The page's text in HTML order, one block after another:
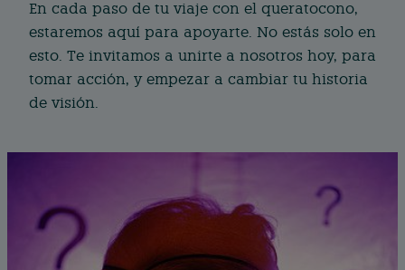
En cada paso de tu viaje con el queratocono,
estaremos aquí para apoyarte. No estás solo en
esto. Te invitamos a unirte a nosotros hoy, para
tomar acción, y empezar a cambiar tu historia
de visión.